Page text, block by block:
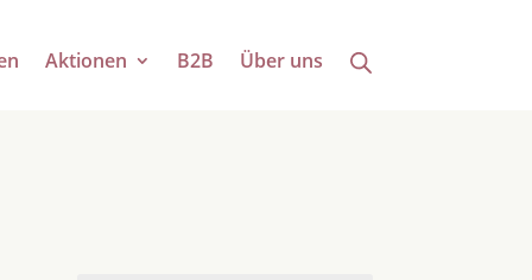
Aktionen B2B Über uns